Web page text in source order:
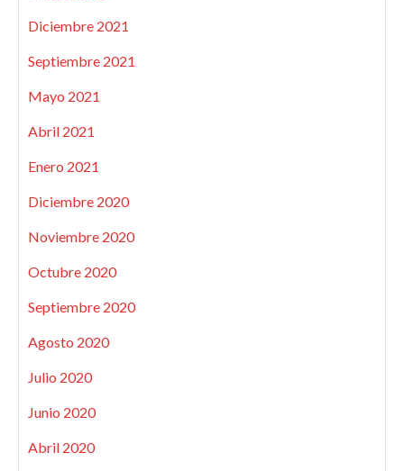
Diciembre 2021
Septiembre 2021
Mayo 2021
Abril 2021
Enero 2021
Diciembre 2020
Noviembre 2020
Octubre 2020
Septiembre 2020
Agosto 2020
Julio 2020
Junio 2020
Abril 2020